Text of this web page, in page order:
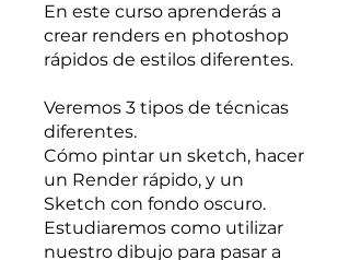
En este curso aprenderás a
crear renders en photoshop
rápidos de estilos diferentes.
Veremos 3 tipos de técnicas
diferentes.
Cómo pintar un sketch, hacer
un Render rápido, y un
Sketch con fondo oscuro.
Estudiaremos como utilizar
nuestro dibujo para pasar a